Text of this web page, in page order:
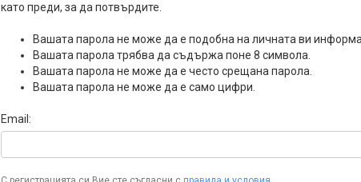
като преди, за да потвърдите.
Вашата парола не може да е подобна на личната ви
Вашата парола трябва да съдържа поне 8 символа.
Вашата парола не може да е често срещана парола.
Вашата парола не може да е само цифри.
Email: